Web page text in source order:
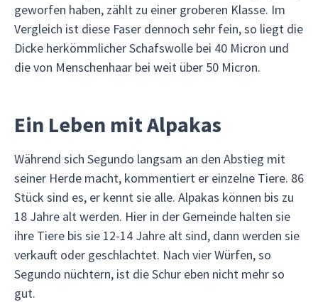
geworfen haben, zählt zu einer groberen Klasse. Im
Vergleich ist diese Faser dennoch sehr fein, so liegt die
Dicke herkömmlicher Schafswolle bei 40 Micron und
die von Menschenhaar bei weit über 50 Micron.
Ein Leben mit Alpakas
Während sich Segundo langsam an den Abstieg mit
seiner Herde macht, kommentiert er einzelne Tiere. 86
Stück sind es, er kennt sie alle. Alpakas können bis zu
18 Jahre alt werden. Hier in der Gemeinde halten sie
ihre Tiere bis sie 12-14 Jahre alt sind, dann werden sie
verkauft oder geschlachtet. Nach vier Würfen, so
Segundo nüchtern, ist die Schur eben nicht mehr so
gut.